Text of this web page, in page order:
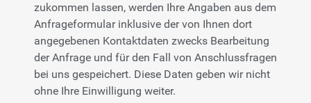
zukommen lassen, werden Ihre Angaben aus dem
Anfrageformular inklusive der von Ihnen dort
angegebenen Kontaktdaten zwecks Bearbeitung
der Anfrage und für den Fall von Anschlussfragen
bei uns gespeichert. Diese Daten geben wir nicht
ohne Ihre Einwilligung weiter.